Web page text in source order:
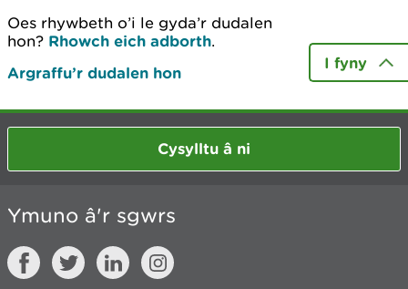
Oes rhywbeth o’i le gyda’r dudalen
hon? Rhowch eich adborth.
Argraffu’r dudalen hon
I fyny
Cysylltu â ni
Ymuno â'r sgwrs